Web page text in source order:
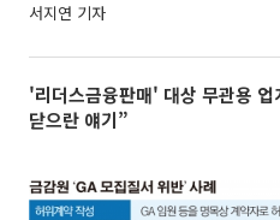
서지연 기자
'리더스금융판매' 대상 무관용
닫으란 얘기”